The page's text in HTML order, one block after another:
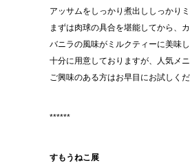
アッサムをしっかり煮出ししっかり
まずは肉球の具合を堪能してから、
バニラの風味がミルクティーに美味
十分に用意しておりますが、人気メ
ご興味のある方はお早目にお試しくだ
******
すもうねこ展